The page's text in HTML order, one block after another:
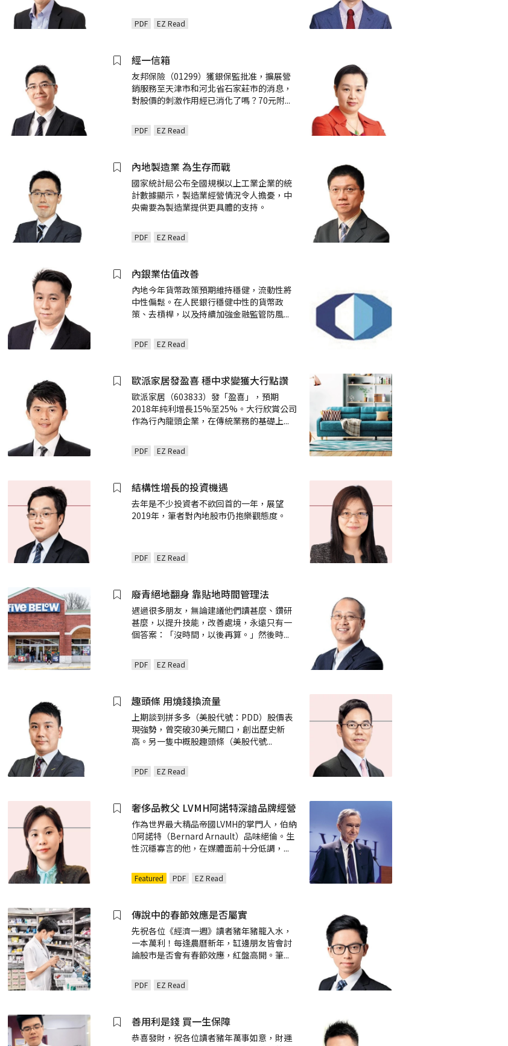
PDF EZ Read
經一信箱
友邦保險（01299）獲銀保監批准，擴展營
銷服務至天津市和河北省石家莊市的消息，
對股價的刺激作用經已消化了嗎？70元附...
PDF EZ Read
內地製造業 為生存而戰
國家統計局公布全國規模以上工業企業的統
計數據顯示，製造業經營情況令人擔憂，中
央需要為製造業提供更具體的支持。
PDF EZ Read
內銀業估值改善
內地今年貨幣政策預期維持穩健，流動性將
中性偏鬆。在人民銀行穩健中性的貨幣政
策、去槓桿，以及持續加強金融監管防風...
PDF EZ Read
歐派家居發盈喜 穩中求變獲大行點讚
歐派家居（603833）發「盈喜」，預期
2018年純利增長15%至25%。大行欣賞公司
作為行內龍頭企業，在傳統業務的基礎上...
PDF EZ Read
結構性增長的投資機遇
去年是不少投資者不欲回首的一年，展望
2019年，筆者對內地股市仍抱樂觀態度。
PDF EZ Read
廢青絕地翻身 靠貼地時間管理法
遇過很多朋友，無論建議他們讀甚麼、鑽研
甚麼，以提升技能，改善處境，永遠只有一
個答案：「沒時間，以後再算。」然後時...
PDF EZ Read
趣頭條 用燒錢換流量
上期談到拼多多（美股代號：PDD）股價表
現強勢，曾突破30美元關口，創出歷史新
高。另一隻中概股趣頭條（美股代號...
PDF EZ Read
奢侈品教父 LVMH阿諾特深諳品牌經營
作為世界最大精品帝國LVMH的掌門人，伯納
德́阿諾特（Bernard Arnault）品味絕倫。生
性沉穩寡言的他，在媒體面前十分低調， ...
Featured PDF EZ Read
傳說中的春節效應是否屬實
先祝各位《經濟一週》讀者豬年豬籠入水，
一本萬利！每逢農曆新年，缸邊朋友皆會討
論股市是否會有春節效應，紅盤高開。筆...
PDF EZ Read
善用利是錢 買一生保障
恭喜發財，祝各位讀者豬年萬事如意，財運